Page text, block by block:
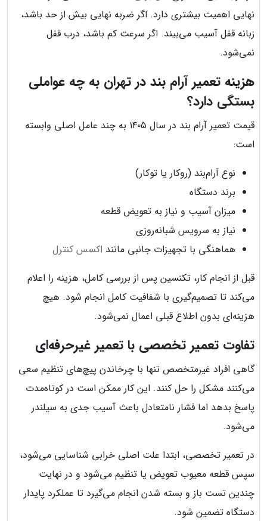
نهایی اهمیت بیشتری دارد. اگر ضربه نهایی بیش از حد باشد،
زبانه قفل آسیب می‌بیند. اگر سرعت کم باشد، درب قفل
نمی‌شود.
هزینه تعمیر آرام بند در تهران به چه عواملی
بستگی دارد؟
قیمت تعمیر آرام بند در سال ۱۴۰۵ به چند عامل اصلی وابسته
است:
نوع آرام‌بند (روکار یا توکار)
برند دستگاه
میزان آسیب و نیاز به تعویض قطعه
نیاز به سرویس شبانه‌روزی
هماهنگی با تجهیزات جانبی مانند اکسس کنترل
قبل از انجام کار، تکنسین پس از بررسی کامل، هزینه را اعلام
می‌کند تا تصمیم‌گیری با شفافیت کامل انجام شود. هیچ
هزینه‌ای بدون اطلاع قبلی اعمال نمی‌شود.
تفاوت تعمیر تخصصی با تعمیر غیرحرفه‌ای
گاهی افراد غیرمتخصص تنها با چرخاندن پیچ‌های تنظیم سعی
می‌کنند مشکل را حل کنند. این کار ممکن است در کوتاه‌مدت
پاسخ بدهد اما فشار نامتعادل باعث آسیب جدی به سیلندر
می‌شود.
در تعمیر تخصصی، ابتدا علت اصلی خرابی شناسایی می‌شود،
سپس قطعه معیوب تعویض یا تنظیم می‌شود و در نهایت
چندین تست باز و بسته شدن انجام می‌گیرد تا عملکرد پایدار
دستگاه تضمین شود.